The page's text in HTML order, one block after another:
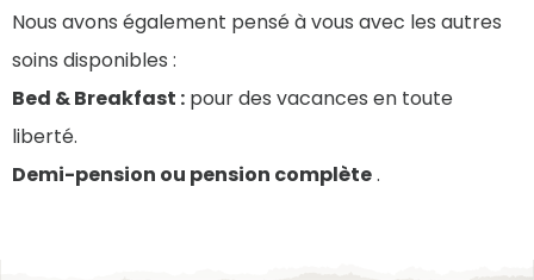
Nous avons également pensé à vous avec les autres
soins disponibles :
Bed & Breakfast : pour des vacances en toute
liberté.
Demi-pension ou pension complète.